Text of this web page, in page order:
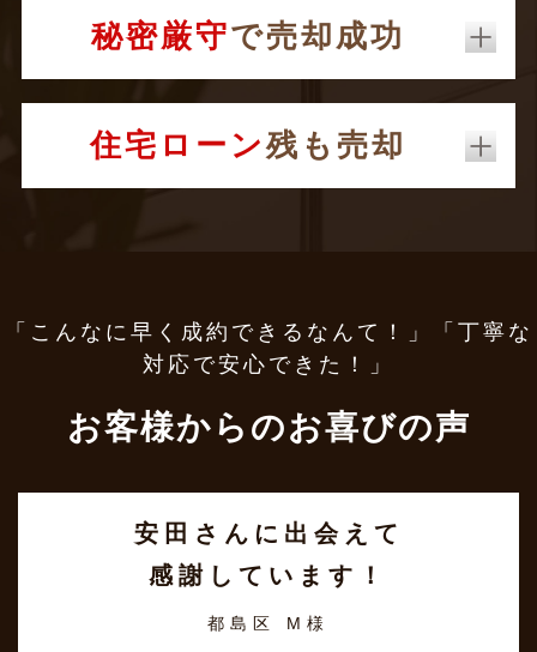
秘密厳守で売却成功
住宅ローン残も売却
「こんなに早く成約できるなんて！」「丁寧な
対応で安心できた！」
お客様からのお喜びの声
安田さんに出会えて
感謝しています！
都島区 M様